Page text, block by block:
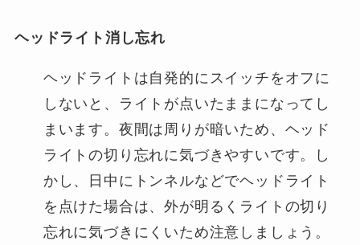
ヘッドライト消し忘れ
ヘッドライトは自発的にスイッチをオフに
しないと、ライトが点いたままになってし
まいます。夜間は周りが暗いため、ヘッド
ライトの切り忘れに気づきやすいです。し
かし、日中にトンネルなどでヘッドライト
を点けた場合は、外が明るくライトの切り
忘れに気づきにくいため注意しましょう。